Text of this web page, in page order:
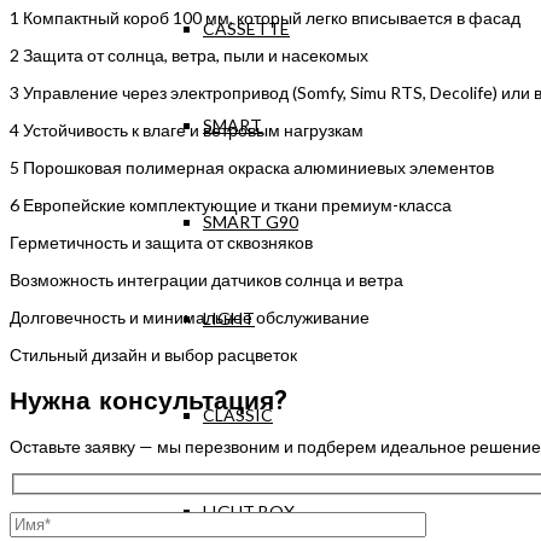
CASSETTE
SMART
SMART G90
LIGHT
CLASSIC
LIGHT BOX
1 Компактный короб 100 мм, который легко вписывается в фасад
2 Защита от солнца, ветра, пыли и насекомых
3 Управление через электропривод (Somfy, Simu RTS, Decolife) или
4Устойчивость к влаге и ветровым нагрузкам
5 Порошковая полимерная окраска алюминиевых элементов
6 Европейские комплектующие и ткани премиум-класса
Герметичность и защита от сквозняков
Возможность интеграции датчиков солнца и ветра
Долговечность и минимальное обслуживание
Стильный дизайн и выбор расцветок
Нужна консультация?
Оставьте заявку — мы перезвоним и подберем идеальное решение